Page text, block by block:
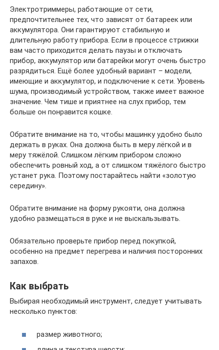
Электротриммеры, работающие от сети,
предпочтительнее тех, что зависят от батареек или
аккумулятора. Они гарантируют стабильную и
длительную работу прибора. Если в процессе стрижки
вам часто приходится делать паузы и отключать
прибор, аккумулятор или батарейки могут очень быстро
разрядиться. Ещё более удобный вариант – модели,
имеющие и аккумулятор, и подключение к сети. Уровень
шума, производимый устройством, также имеет важное
значение. Чем тише и приятнее на слух прибор, тем
больше он понравится кошке.
Обратите внимание на то, чтобы машинку удобно было
держать в руках. Она должна быть в меру лёгкой и в
меру тяжёлой. Слишком лёгким прибором сложно
обеспечить ровный ход, а от слишком тяжёлого быстро
устанет рука. Поэтому постарайтесь найти «золотую
середину».
Обратите внимание на форму рукояти, она должна
удобно размещаться в руке и не выскальзывать.
Обязательно проверьте прибор перед покупкой,
особенно на предмет перегрева и наличия посторонних
запахов.
Как выбрать
Выбирая необходимый инструмент, следует учитывать
несколько пунктов:
размер животного;